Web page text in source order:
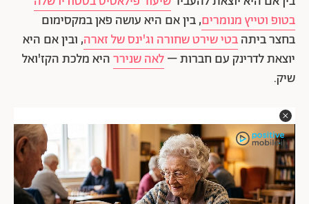
בטופ וטייץ מנומרים, בין אם היא עושה פאן במקסימום
בחצר ביתהבטי שירט שחורה וג'ינס של זארה, ובין אם היא
יוצאת לדרינק עם חברות –לאה שניררהיא מלכת הקז'ואל
שיק.